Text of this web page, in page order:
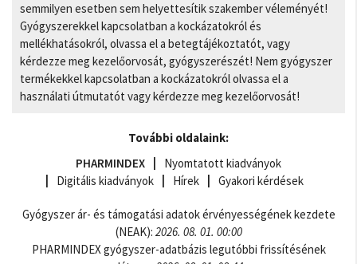
semmilyen esetben sem helyettesítik szakember véleményét!
Gyógyszerekkel kapcsolatban a kockázatokról és
mellékhatásokról, olvassa el a betegtájékoztatót, vagy
kérdezze meg kezelőorvosát, gyógyszerészét! Nem gyógyszer
termékekkel kapcsolatban a kockázatokról olvassa el a
használati útmutatót vagy kérdezze meg kezelőorvosát!
További oldalaink:
PHARMINDEX
Nyomtatott kiadványok
Digitális kiadványok
Hírek Gyakori kérdések
Gyógyszer ár- és támogatási adatok érvényességének kezdete
(NEAK): 2026. 08. 01. 00:00
PHARMINDEX gyógyszer-adatbázis legutóbbi frissítésének